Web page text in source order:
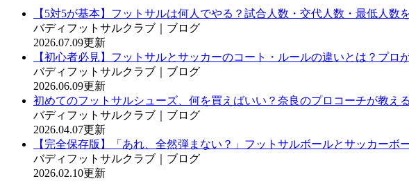
【5対5が基本】フットサルは何人でやる？試合人数・交代人数・最低人数
バディフットサルクラブ｜ブログ
2026.07.09更新
【初心者必見】フットサルとサッカーのコート・ルールの違いとは？プロ
バディフットサルクラブ｜ブログ
2026.06.09更新
初めてのフットサルシューズ、何を買えばいい？奈良のプロコーチが教え
バディフットサルクラブ｜ブログ
2026.04.07更新
【完全保存版】「あれ、全然弾まない？」フットサルボールとサッカー
バディフットサルクラブ｜ブログ
2026.02.10更新